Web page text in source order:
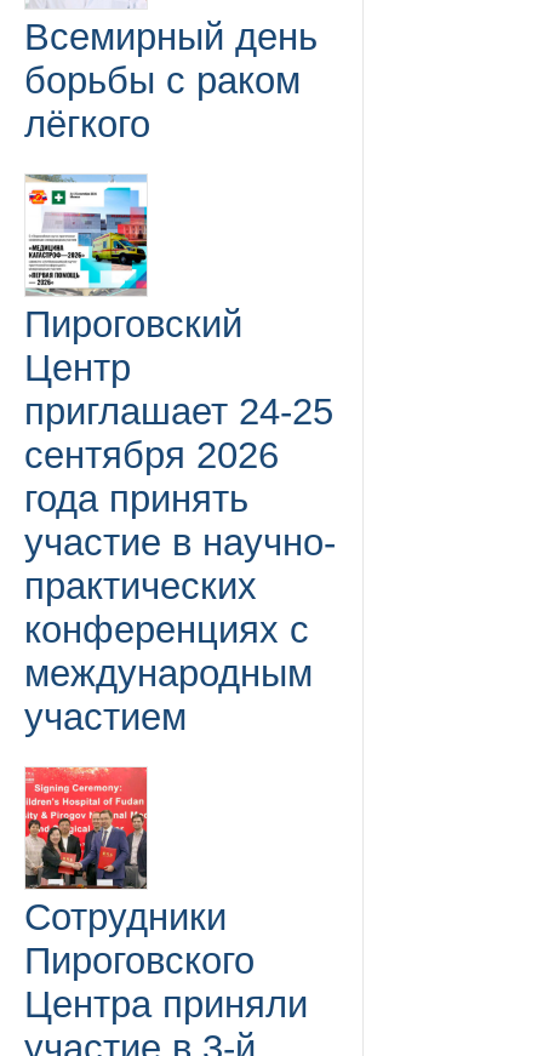
Всемирный день
борьбы с раком
лёгкого
Пироговский
Центр
приглашает 24-25
сентября 2026
года принять
участие в научно-
практических
конференциях с
международным
участием
Сотрудники
Пироговского
Центра приняли